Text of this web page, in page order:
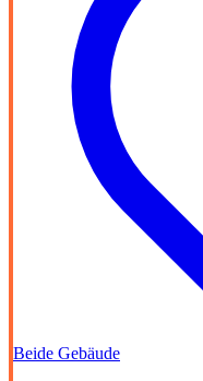
Beide Gebäude